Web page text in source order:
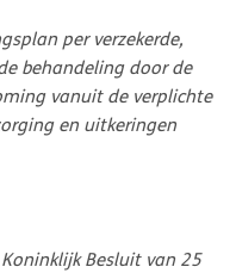
per verzekerde,
behandeling door de
vanuit de verplichte
en uitkeringen
Besluit van 25